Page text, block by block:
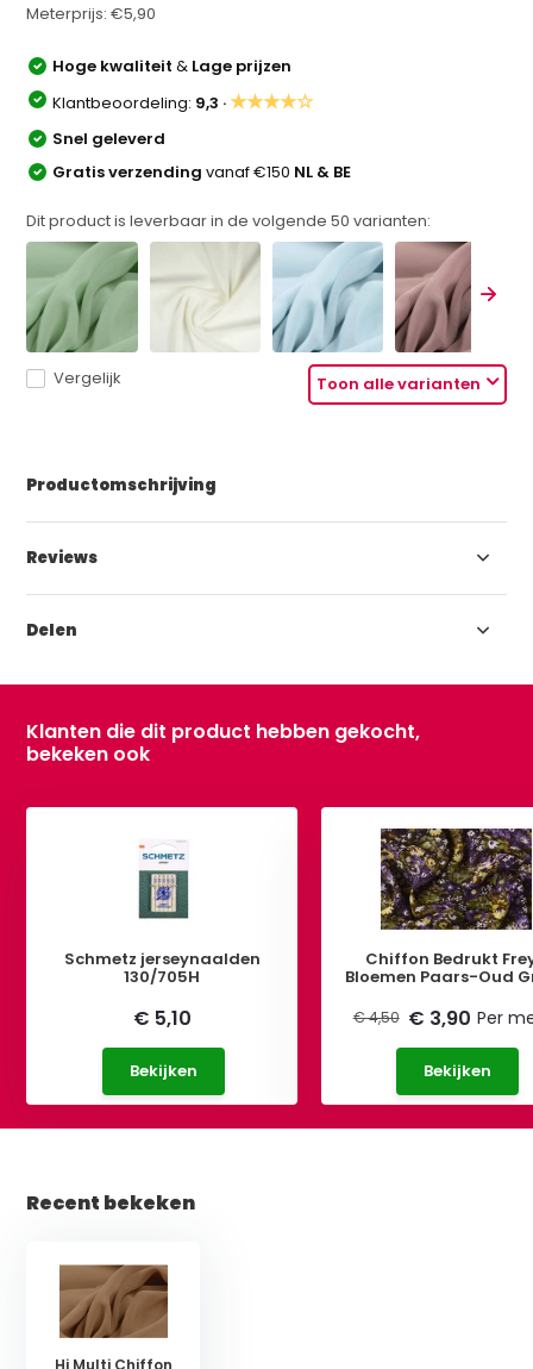
Meterprijs:€5,90
Hoge kwaliteit& Lage prijzen
Klantbeoordeling: 9,3 ·★★★★☆
Snel geleverd
Gratis verzendingvanaf €150 NL & BE
Dit product is leverbaar in de volgende50 varianten:
Toon alle varianten
Vergelijk
Productomschrijving
Reviews
Delen
Klanten die dit product hebben gekocht,
bekeken ook
Schmetz jerseynaalden
130/705H
€ 5,10
Bekijken
Chiffon Bedrukt
Bloemen Paars-Oud
€ 4,50 € 3,90 Per
Bekijken
Recent bekeken
Hi Multi Chiffon